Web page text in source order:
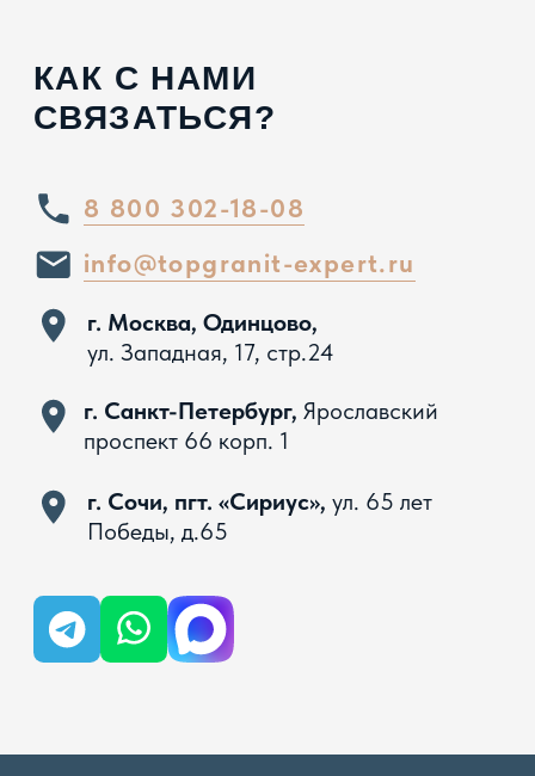
Политика конфиденциальности
условиях не является публичной офертой, определяемой
положениями Статьи 437 ГК РФ